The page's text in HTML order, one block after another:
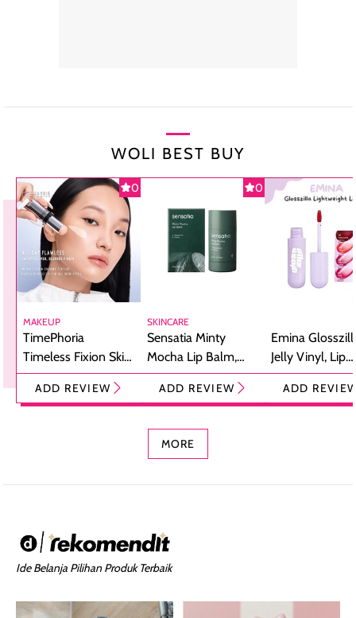
WOLI BEST BUY
0
MAKEUP
TimePhoria
Timeless Fixion Skin
Tint Stick,
Foundation dan
ADD REVIEW
0
SKINCARE
Sensatia Minty
Mocha Lip Balm,
Pelembap Bibir
dengan Aroma
ADD REVIEW
Emina
Jelly Vinyl, Lip
Cream Glossy
Ringan
ADD
MORE
Ide Belanja Pilihan Produk Terbaik